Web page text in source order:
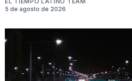
5 de agosto de 2026